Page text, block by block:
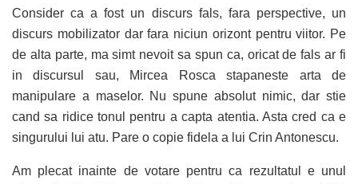
Consider ca a fost un discurs fals, fara perspective, un
discurs mobilizator dar fara niciun orizont pentru viitor. Pe
de alta parte, ma simt nevoit sa spun ca, oricat de fals ar fi
in discursul sau, Mircea Rosca stapaneste arta de
manipulare a maselor. Nu spune absolut nimic, dar stie
cand sa ridice tonul pentru a capta atentia. Asta cred ca e
singurului lui atu. Pare o copie fidela a lui Crin Antonescu.
Am plecat inainte de votare pentru ca rezultatul e unul